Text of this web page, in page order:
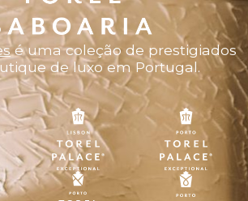
é uma coleção de prestigiados
de luxo em Portugal.